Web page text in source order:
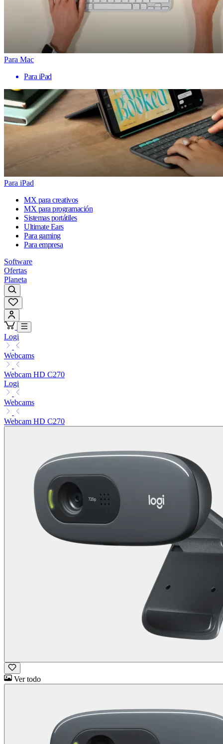
Para Mac
Para iPad
Para iPad
MX para creativos
MX para programación
Sistemas portátiles
Ultimate Ears
Para gaming
Para empresa
Software
Ofertas
Planeta
Logi
Webcams
Webcam HD C270
Logi
Webcams
Webcam HD C270
Ver todo